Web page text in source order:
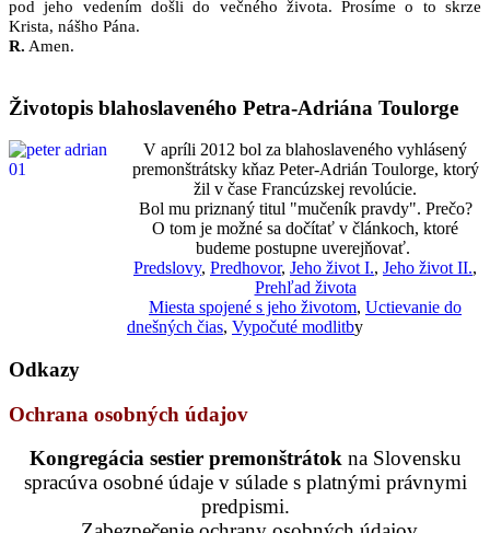
pod jeho vedením došli do večného života. Prosíme o to skrze
Krista, nášho Pána.
R. Amen.
Životopis blahoslaveného Petra-Adriána Toulorge
V apríli 2012 bol za blahoslaveného vyhlásený
premonštrátsky kňaz Peter-Adrián Toulorge, ktorý
žil v čase Francúzskej revolúcie.
Bol mu priznaný titul "mučeník pravdy". Prečo?
O tom je možné sa dočítať v článkoch, ktoré
budeme postupne uverejňovať.
Predslovy, Predhovor, Jeho život I., Jeho život II.,
Prehľad života
Miesta spojené s jeho životom, Uctievanie do
dnešných čias, Vypočuté modlitby
Odkazy
Ochrana osobných údajov
Kongregácia sestier premonštrátok na Slovensku
spracúva osobné údaje v súlade s platnými právnymi
predpismi.